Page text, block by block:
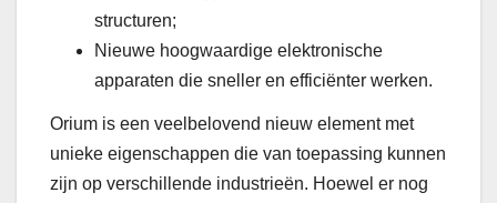
structuren;
Nieuwe hoogwaardige elektronische
apparaten die sneller en efficiënter werken.
Orium is een veelbelovend nieuw element met
unieke eigenschappen die van toepassing kunnen
zijn op verschillende industrieën. Hoewel er nog